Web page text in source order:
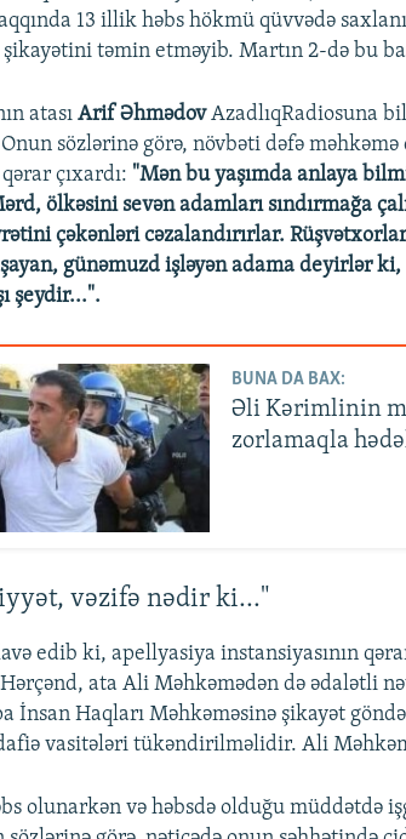
13 illik həbs hökmü qüvvədə
təmin etməyib. Martın 2-də bu
atası Arif ƏhmədovAzadlıqRadiosuna
sözlərinə görə, növbəti dəfə
çıxardı: "Mən bu yaşımda anlaya
ölkəsini sevən adamları sındırmağa
çəkənləri cəzalandırırlar.
günəmuzd işləyən adama deyirlər
şeydir...".
BUNA DA BAX:
Əli Kərimlinin
zorlamaqla
vəzifə nədir ki..."
edib ki, apellyasiya instansiyasının
ata Ali Məhkəmədən də ədalətli
İnsan Haqları Məhkəməsinə şikayət
vasitələri tükəndirilməlidir. Ali
olunarkən və həbsdə olduğu müddətdə